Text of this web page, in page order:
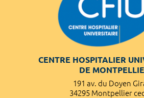
CENTRE HOSPITALIER
DE
191 av. du Doyen
34295 Montpellier